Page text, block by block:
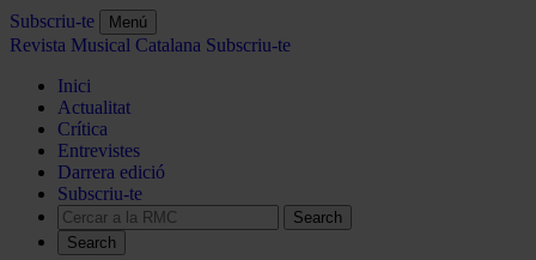
Subscriu-te Menú
Revista Musical Catalana Subscriu-te
Inici
Actualitat
Crítica
Entrevistes
Darrera edició
Subscriu-te
Search